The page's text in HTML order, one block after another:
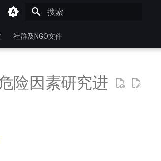
社群及NGO文件
险因素研究进